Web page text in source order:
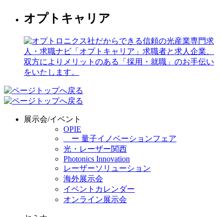
オプトキャリア
展示会/イベント
OPIE
ー 量子イノベーションフェア
光・レーザー関西
Photonics Innovation
レーザーソリューション
海外展示会
イベントカレンダー
オンライン展示会